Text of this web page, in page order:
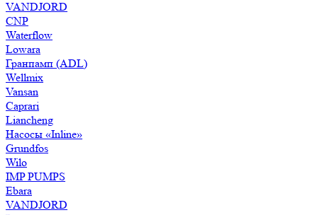
VANDJORD
CNP
Waterflow
Lowara
Гранпамп (ADL)
Wellmix
Vansan
Caprari
Liancheng
Насосы «Inline»
Grundfos
Wilo
IMP PUMPS
Ebara
VANDJORD